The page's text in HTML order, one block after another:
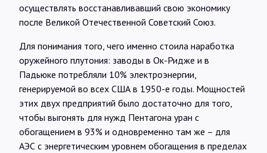
осуществлять восстанавливавший свою экономику
после Великой Отечественной Советский Союз.
Для понимания того, чего именно стоила наработка
оружейного плутония: заводы в Ок-Ридже и в
Падьюке потребляли 10% электроэнергии,
генерируемой во всех США в 1950-е годы. Мощностей
этих двух предприятий было достаточно для того,
чтобы выгонять для нужд Пентагона уран с
обогащением в 93% и одновременно там же – для
АЭС с энергетическим уровнем обогащения в пределах